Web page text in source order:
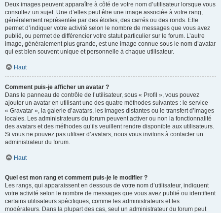
Deux images peuvent apparaître à côté de votre nom d’utilisateur lorsque vous
consultez un sujet. Une d’elles peut être une image associée à votre rang,
généralement représentée par des étoiles, des carrés ou des ronds. Elle
permet d’indiquer votre activité selon le nombre de messages que vous avez
publié, ou permet de différencier votre statut particulier sur le forum. L’autre
image, généralement plus grande, est une image connue sous le nom d’avatar
qui est bien souvent unique et personnelle à chaque utilisateur.
Haut
Comment puis-je afficher un avatar ?
Dans le panneau de contrôle de l’utilisateur, sous « Profil », vous pouvez
ajouter un avatar en utilisant une des quatre méthodes suivantes : le service
« Gravatar », la galerie d’avatars, les images distantes ou le transfert d’images
locales. Les administrateurs du forum peuvent activer ou non la fonctionnalité
des avatars et des méthodes qu’ils veuillent rendre disponible aux utilisateurs.
Si vous ne pouvez pas utiliser d’avatars, nous vous invitons à contacter un
administrateur du forum.
Haut
Quel est mon rang et comment puis-je le modifier ?
Les rangs, qui apparaissent en dessous de votre nom d’utilisateur, indiquent
votre activité selon le nombre de messages que vous avez publié ou identifient
certains utilisateurs spécifiques, comme les administrateurs et les
modérateurs. Dans la plupart des cas, seul un administrateur du forum peut